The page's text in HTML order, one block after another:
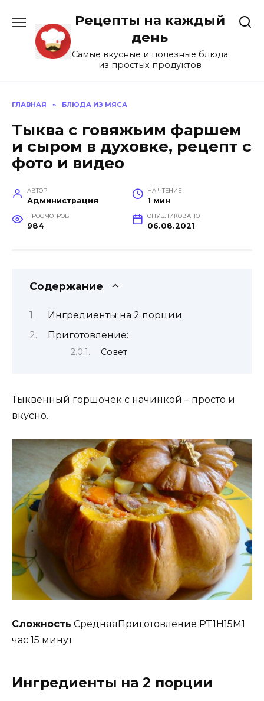
содержанию
Рецепты на каждый
день
Самые вкусные и полезные блюда
из простых продуктов
ГЛАВНАЯ » БЛЮДА ИЗ МЯСА
Тыква с говяжьим фаршем
и сыром в духовке, рецепт с
фото и видео
АВТОР
Администрация
НА ЧТЕНИЕ
1 мин
ПРОСМОТРОВ
984
ОПУБЛИКОВАНО
06.08.2021
Содержание
Ингредиенты на 2 порции
Приготовление:
Совет
Тыквенный горшочек с начинкой – просто и
вкусно.
Сложность СредняяПриготовление PT1H15M1
час 15 минут
Ингредиенты на 2 порции